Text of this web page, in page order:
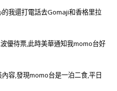
我還打電話去Gomaji和香格里拉
優待票,此時美華通知我momo台好
容,發現momo台是一泊二食,平日